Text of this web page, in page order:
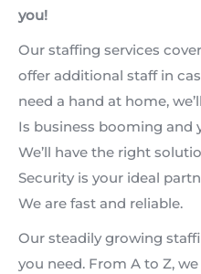
you!
Our staffing services
offer additional staff in
need a hand at home,
Is business booming and
We’ll have the right
Security is your ideal
We are fast and reliable.
Our steadily growing
you need. From A to Z,